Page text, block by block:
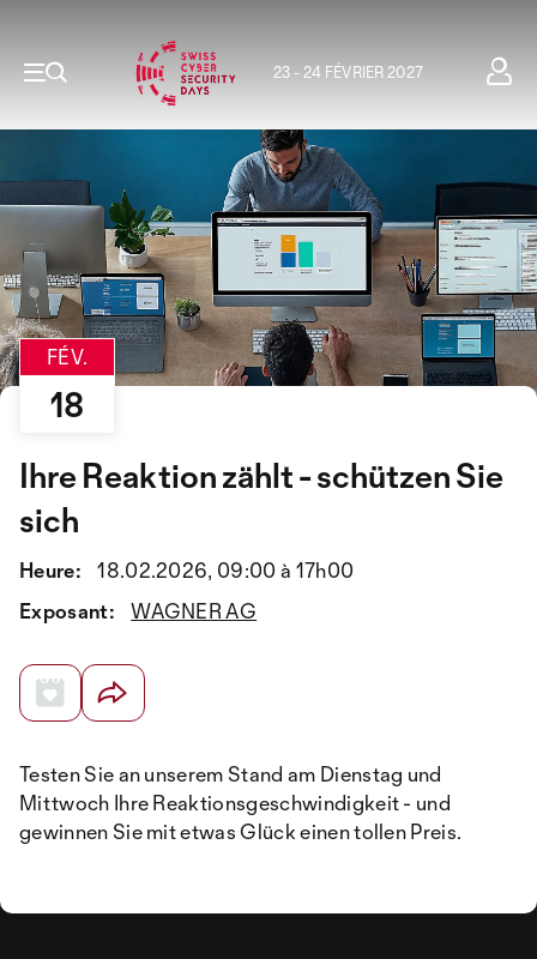
23 - 24 FÉVRIER 2027
FÉV.
18
Ihre Reaktion zählt - schützen Sie
sich
Heure:
18.02.2026, 09:00 à 17h00
Exposant:
WAGNER AG
Testen Sie an unserem Stand am Dienstag und
Mittwoch Ihre Reaktionsgeschwindigkeit - und
gewinnen Sie mit etwas Glück einen tollen Preis.